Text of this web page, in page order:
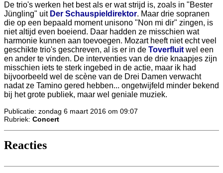
De trio's werken het best als er wat strijd is, zoals in "Bester
Jüngling" uit Der Schauspieldirektor. Maar drie sopranen
die op een bepaald moment unisono "Non mi dir" zingen, is
niet altijd even boeiend. Daar hadden ze misschien wat
harmonie kunnen aan toevoegen. Mozart heeft niet echt veel
geschikte trio's geschreven, al is er in de Toverfluit wel een
en ander te vinden. De interventies van de drie knaapjes zijn
misschien iets te sterk ingebed in de actie, maar ik had
bijvoorbeeld wel de scène van de Drei Damen verwacht
nadat ze Tamino gered hebben... ongetwijfeld minder bekend
bij het grote publiek, maar wel geniale muziek.
Publicatie: zondag 6 maart 2016 om 09:07
Rubriek: Concert
Reacties